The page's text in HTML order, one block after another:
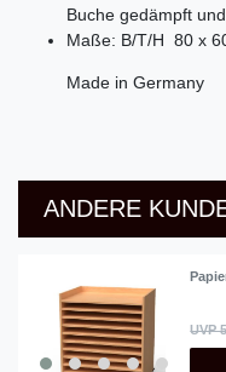
Buche gedämpft
Maße: B/T/H 80 x
Made in Germany
ANDERE
UVP